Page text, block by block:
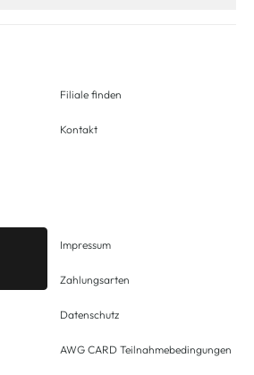
Filiale finden
Kontakt
Impressum
Zahlungsarten
Datenschutz
AWG CARD Teilnahmebedingungen